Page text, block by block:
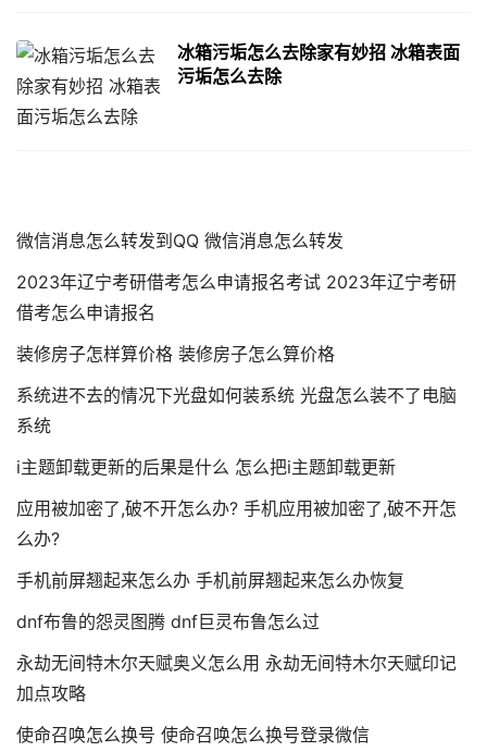
冰箱污垢怎么去除家有妙招 冰箱表面
污垢怎么去除
微信消息怎么转发到QQ 微信消息怎么转发
2023年辽宁考研借考怎么申请报名考试 2023年辽宁考研
借考怎么申请报名
装修房子怎样算价格 装修房子怎么算价格
系统进不去的情况下光盘如何装系统 光盘怎么装不了电脑
系统
i主题卸载更新的后果是什么 怎么把i主题卸载更新
应用被加密了,破不开怎么办? 手机应用被加密了,破不开怎
么办?
手机前屏翘起来怎么办 手机前屏翘起来怎么办恢复
dnf布鲁的怨灵图腾 dnf巨灵布鲁怎么过
永劫无间特木尔天赋奥义怎么用 永劫无间特木尔天赋印记
加点攻略
使命召唤怎么换号 使命召唤怎么换号登录微信